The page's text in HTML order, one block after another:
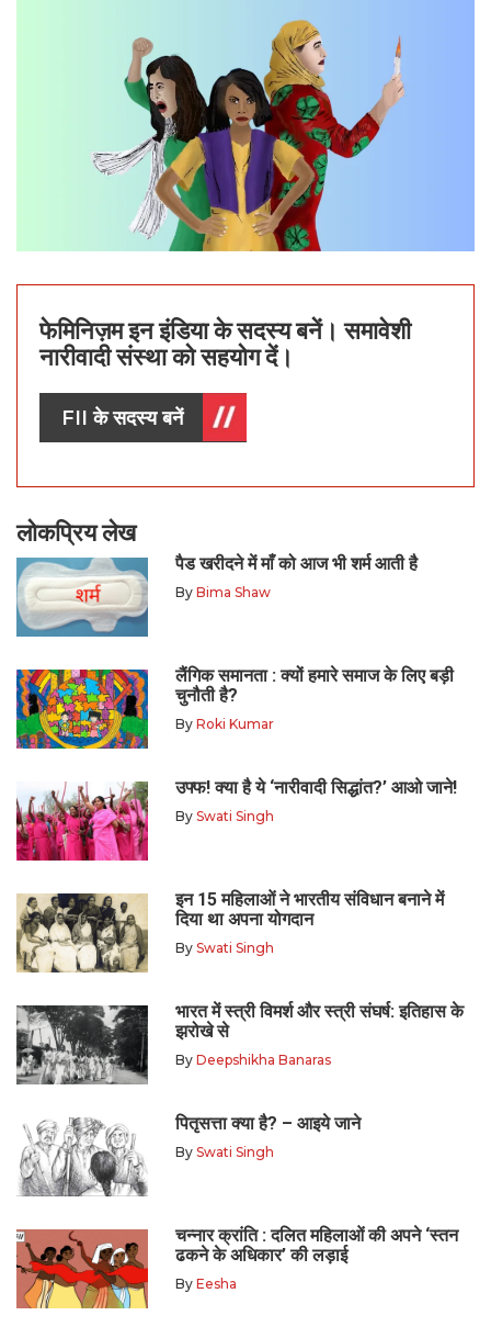
फेमिनिज़म इन इंडिया के सदस्य बनें। समावेशी
नारीवादी संस्था को सहयोग दें।
FII के सदस्य बनें
लोकप्रिय लेख
पैड खरीदने में माँ को आज भी शर्म आती है
By Bima Shaw
लैंगिक समानता : क्यों हमारे समाज के लिए बड़ी
चुनौती है?
By Roki Kumar
उफ्फ! क्या है ये ‘नारीवादी सिद्धांत?’ आओ जाने!
By Swati Singh
इन 15 महिलाओं ने भारतीय संविधान बनाने में
दिया था अपना योगदान
By Swati Singh
भारत में स्त्री विमर्श और स्त्री संघर्ष: इतिहास के
झरोखे से
By Deepshikha Banaras
पितृसत्ता क्या है? – आइये जाने
By Swati Singh
चन्नार क्रांति : दलित महिलाओं की अपने ‘स्तन
ढकने के अधिकार’ की लड़ाई
By Eesha